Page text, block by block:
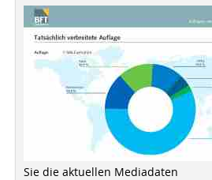
Sie die aktuellen Mediadaten